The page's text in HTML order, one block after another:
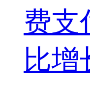
费支
比增